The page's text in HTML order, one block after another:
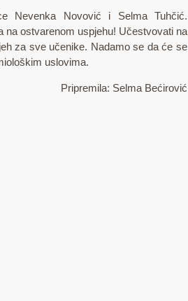
Nevenka Novović i Selma Tuhčić.
ostvarenom uspjehu! Učestvovati na
za sve učenike. Nadamo se da će se
uslovima.
Pripremila: Selma Bećirović